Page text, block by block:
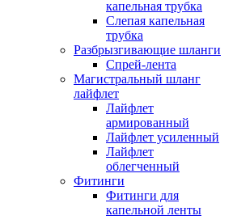
капельная трубка
Слепая капельная
трубка
Разбрызгивающие шланги
Спрей-лента
Магистральный шланг
лайфлет
Лайфлет
армированный
Лайфлет усиленный
Лайфлет
облегченный
Фитинги
Фитинги для
капельной ленты